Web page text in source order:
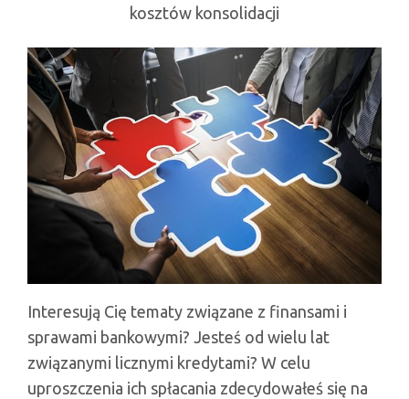
kosztów konsolidacji
Interesują Cię tematy związane z finansami i
sprawami bankowymi? Jesteś od wielu lat
związanymi licznymi kredytami? W celu
uproszczenia ich spłacania zdecydowałeś się na